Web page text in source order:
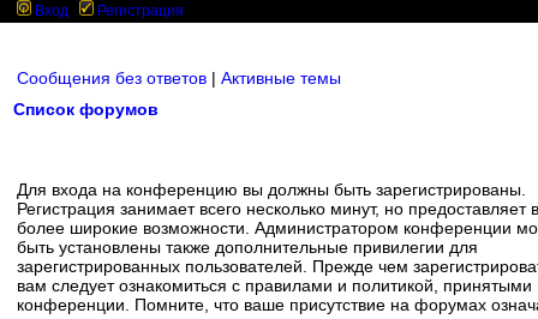
Вход Регистрация
Сообщения без ответов | Активные темы
Список форумов
Для входа на конференцию вы должны быть зарегистрированы.
Регистрация занимает всего несколько минут, но предоставляет
более широкие возможности. Администратором конференции
быть установлены также дополнительные привилегии для
зарегистрированных пользователей. Прежде чем
вам следует ознакомиться с правилами и политикой, принятыми
конференции. Помните, что ваше присутствие на форумах